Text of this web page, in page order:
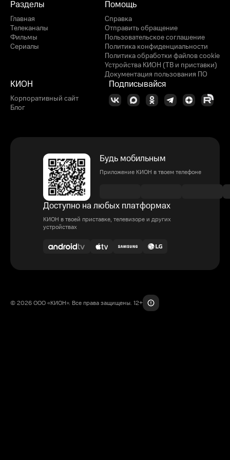
Разделы
Главная
Телеканалы
Фильмы
Сериалы
Помощь
Справка
Отправить обращение
Пользовательское соглашение
Политика конфиденциальности
Политика обработки файлов cookie
Устройства КИОН (ТВ и приставки)
Документация пользования ПО
КИОН
Корпоративный сайт
Блог
Подписывайся
Будь мобильным
Приложение КИОН в твоем телефоне
Доступно на любых платформах
КИОН в твоей приставке, телевизоре и других
устройствах
© 2026 ООО «КИОН». Все права защищены. 12+